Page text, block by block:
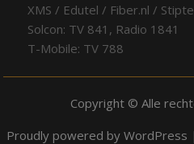
XMS / Edutel / Fiber.nl /
Solcon: TV 841, Radio 1841
T-Mobile: TV 788
Copyright © Alle
Proudly powered by WordPress